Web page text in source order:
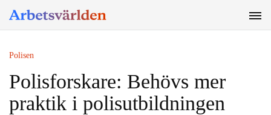
Polisen
Polisforskare: Behövs mer
praktik i polisutbildningen